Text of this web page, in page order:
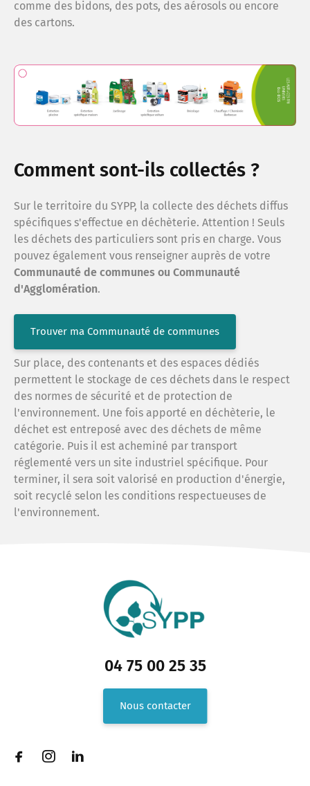
comme des bidons, des pots, des aérosols ou encore
des cartons.
Comment sont-ils collectés ?
Sur le territoire du SYPP, la collecte des déchets diffus
spécifiques s'effectue en déchèterie. Attention ! Seuls
les déchets des particuliers sont pris en charge. Vous
pouvez également vous renseigner auprès de votre
Communauté de communes ou Communauté
d'Agglomération.
Trouver ma Communauté de communes
Sur place, des contenants et des espaces dédiés
permettent le stockage de ces déchets dans le respect
des normes de sécurité et de protection de
l'environnement. Une fois apporté en déchèterie, le
déchet est entreposé avec des déchets de même
catégorie. Puis il est acheminé par transport
réglementé vers un site industriel spécifique. Pour
terminer, il sera soit valorisé en production d'énergie,
soit recyclé selon les conditions respectueuses de
l'environnement.
04 75 00 25 35
Nous contacter